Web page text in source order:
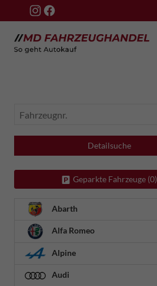
Fahrzeugnr.
Detailsuche
Geparkte Fahrzeuge (0)
Abarth
Alfa Romeo
Alpine
Audi